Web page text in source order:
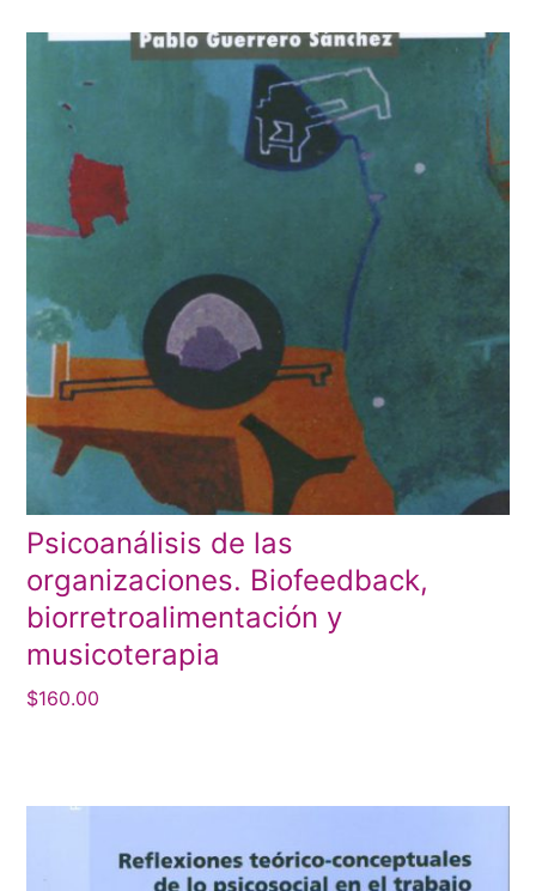
Psicoanálisis de las
organizaciones. Biofeedback,
biorretroalimentación y
musicoterapia
$160.00